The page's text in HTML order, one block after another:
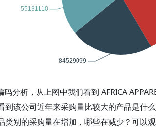
码分析，从上图中我们看到 AFRICA
到该公司近年来采购量比较大的产品是什
类别的采购量在增加，哪些在减少？可以观